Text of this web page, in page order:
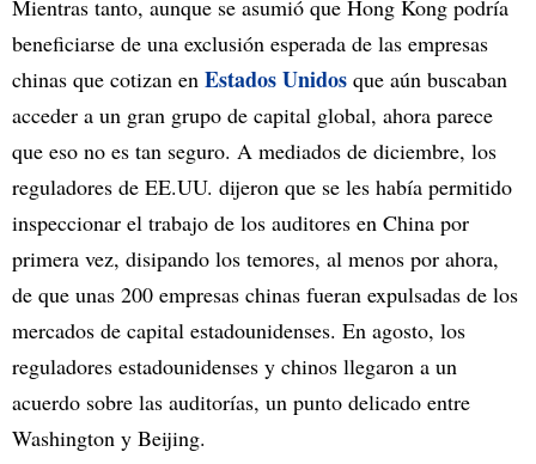
Mientras tanto, aunque se asumió que Hong Kong podría
beneficiarse de una exclusión esperada de las empresas
chinas que cotizan en Estados Unidos que aún buscaban
acceder a un gran grupo de capital global, ahora parece
que eso no es tan seguro. A mediados de diciembre, los
reguladores de EE.UU. dijeron que se les había permitido
inspeccionar el trabajo de los auditores en China por
primera vez, disipando los temores, al menos por ahora,
de que unas 200 empresas chinas fueran expulsadas de los
mercados de capital estadounidenses. En agosto, los
reguladores estadounidenses y chinos llegaron a un
acuerdo sobre las auditorías, un punto delicado entre
Washington y Beijing.